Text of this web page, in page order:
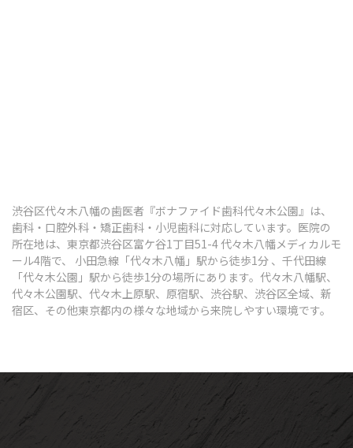
渋谷区代々木八幡の歯医者『ボナファイド歯科代々木公園』は、
歯科・口腔外科・矯正歯科・小児歯科に対応しています。医院の
所在地は、東京都渋谷区富ケ谷1丁目51-4 代々木八幡メディカルモ
ール4階で、 小田急線「代々木八幡」駅から徒歩1分 、千代田線
「代々木公園」駅から徒歩1分の場所にあります。代々木八幡駅、
代々木公園駅、代々木上原駅、原宿駅、渋谷駅、渋谷区全域、新
宿区、その他東京都内の様々な地域から来院しやすい環境です。